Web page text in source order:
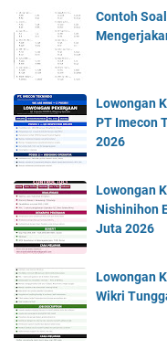
Contoh
Lowongan
PT Imecon
2026
Lowongan
Nishinihon
Juta 2026
Lowongan
Wikri